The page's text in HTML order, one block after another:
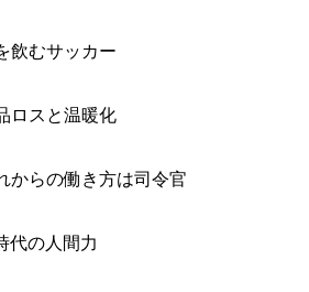
飲むサッカー
ロスと温暖化
からの働き方は司令官
代の人間力